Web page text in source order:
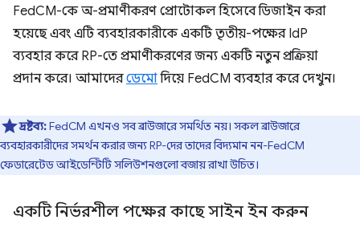
FedCM-কে অ-প্রমাণীকরণ প্রোটোকল হিসেবে ডিজাইন করা
হয়েছে এবং এটি ব্যবহারকারীকে একটি তৃতীয়-পক্ষের IdP
ব্যবহার করে RP-তে প্রমাণীকরণের জন্য একটি নতুন প্রক্রিয়া
প্রদান করে। আমাদেরডেমোদিয়ে FedCM ব্যবহার করে দেখুন।
দ্রষ্টব্য:FedCM এখনও সব ব্রাউজারে সমর্থিত নয়। সকল ব্রাউজারে
ব্যবহারকারীদের সমর্থন করার জন্য RP-দের তাদের বিদ্যমান নন-FedCM
ফেডারেটেড আইডেন্টিটি সলিউশনগুলো বজায় রাখা উচিত।
একটি নির্ভরশীল পক্ষের কাছে সাইন ইন করুন